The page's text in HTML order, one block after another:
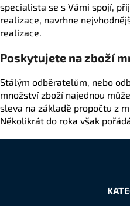
specialista se s Vámi spojí,
realizace, navrhne
realizace.
Poskytujete na zboží
Stálým odběratelům, nebo
množství zboží najednou
sleva na základě propočtu z
Několikrát do roka však